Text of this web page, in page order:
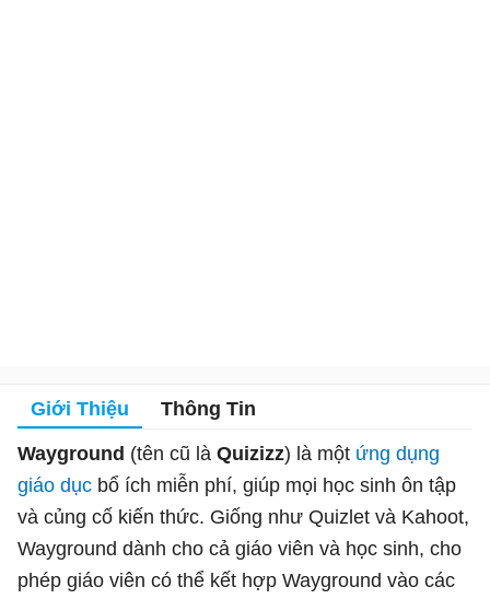
Giới Thiệu Thông Tin
Wayground (tên cũ là Quizizz) là một ứng dụng
giáo dục bổ ích miễn phí, giúp mọi học sinh ôn tập
và củng cố kiến thức. Giống như Quizlet và Kahoot,
Wayground dành cho cả giáo viên và học sinh, cho
phép giáo viên có thể kết hợp Wayground vào các